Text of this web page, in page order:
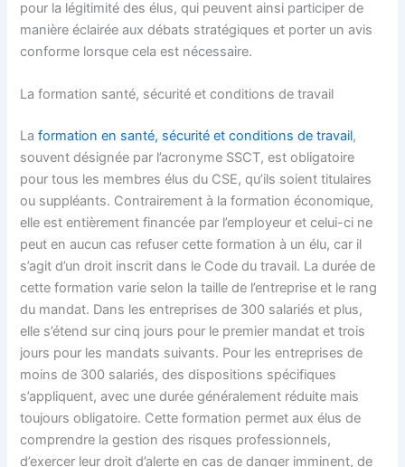
pour la légitimité des élus, qui peuvent ainsi participer de
manière éclairée aux débats stratégiques et porter un avis
conforme lorsque cela est nécessaire.
La formation santé, sécurité et conditions de travail
Laformation en santé, sécurité et conditions de travail,
souvent désignée par l’acronyme SSCT, est obligatoire
pour tous les membres élus du CSE, qu’ils soient titulaires
ou suppléants. Contrairement à la formation économique,
elle est entièrement financée par l’employeur et celui-ci ne
peut en aucun cas refuser cette formation à un élu, car il
s’agit d’un droit inscrit dans le Code du travail. La durée de
cette formation varie selon la taille de l’entreprise et le rang
du mandat. Dans les entreprises de 300 salariés et plus,
elle s’étend sur cinq jours pour le premier mandat et trois
jours pour les mandats suivants. Pour les entreprises de
moins de 300 salariés, des dispositions spécifiques
s’appliquent, avec une durée généralement réduite mais
toujours obligatoire. Cette formation permet aux élus de
comprendre la gestion des risques professionnels,
d’exercer leur droit d’alerte en cas de danger imminent, de